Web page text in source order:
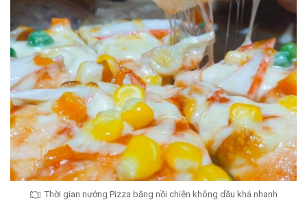
Thời gian nướng Pizza bằng nồi chiên không dầu khá nhanh